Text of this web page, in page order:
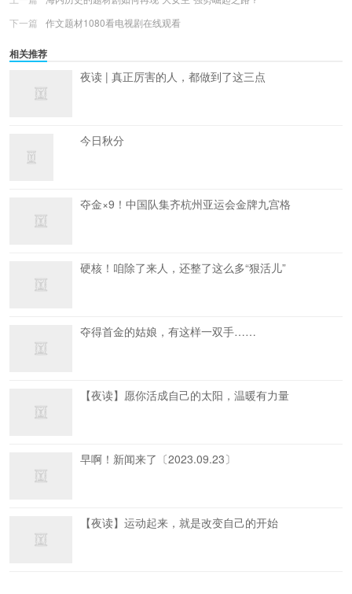
下一篇
作文题材1080看电视剧在线观看
相关推荐
夜读 | 真正厉害的人，都做到了这三点
今日秋分
夺金×9！中国队集齐杭州亚运会金牌九宫格
硬核！咱除了来人，还整了这么多“狠活儿”
夺得首金的姑娘，有这样一双手……
【夜读】愿你活成自己的太阳，温暖有力量
早啊！新闻来了〔2023.09.23〕
【夜读】运动起来，就是改变自己的开始